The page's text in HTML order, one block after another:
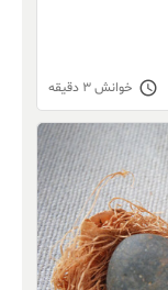
schedule خوانش ۳ دقیقه